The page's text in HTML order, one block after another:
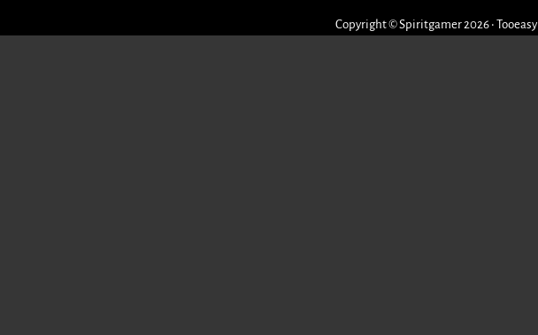
Copyright © Spiritgamer 2026 • Tooeasy